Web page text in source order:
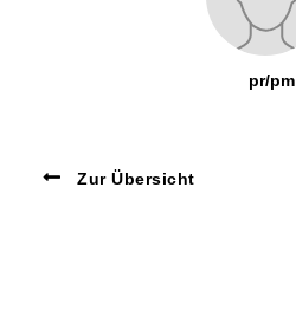
pr/pm
Zur Übersicht